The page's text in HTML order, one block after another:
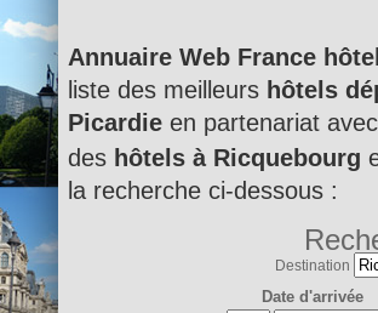
Annuaire Web France
liste des meilleurs hôtels
Picardie en partenariat avec
des hôtels à Ricquebourg
la recherche ci-dessous :
Destination
Date d'arrivée